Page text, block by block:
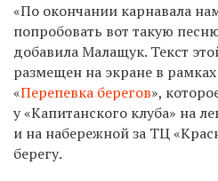
«По окончании карнавала
попробовать вот такую
добавила Малащук. Текст
размещен на экране в
«Перепевка берегов»,
у «Капитанского клуба» на
и на набережной за ТЦ
берегу.